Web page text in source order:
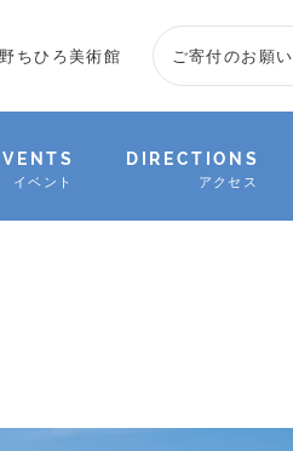
ちひろ美術館 ご寄付のお願い
イベント
DIRECTIONS
アクセス